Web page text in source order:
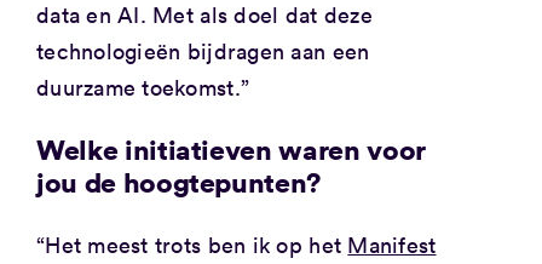
data en AI. Met als doel dat deze
technologieën bijdragen aan een
duurzame toekomst.”
Welke initiatieven waren voor
jou de hoogtepunten?
“Het meest trots ben ik op het Manifest